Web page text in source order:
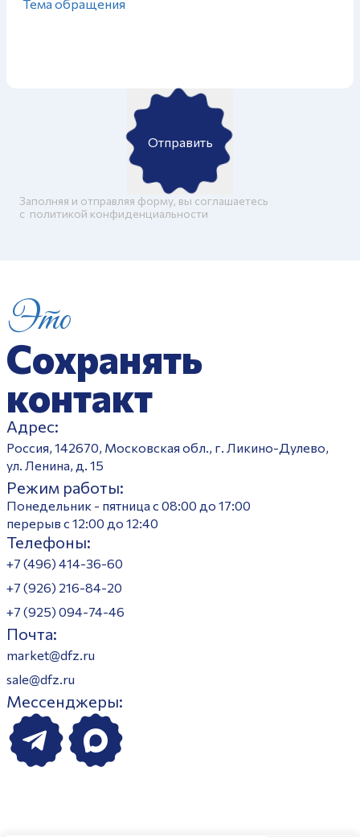
Отправить
Заполняя и отправляя форму, вы соглашаетесь
c политикой конфиденциальности
Это
Сохранять
контакт
Адрес:
Россия, 142670, Московская обл., г. Ликино-Дулево,
ул. Ленина, д. 15
Режим работы:
Понедельник - пятница с 08:00 до 17:00
перерыв с 12:00 до 12:40
Телефоны:
+7 (496) 414-36-60
+7 (926) 216-84-20
+7 (925) 094-74-46
Почта:
market@dfz.ru
sale@dfz.ru
Мессенджеры: